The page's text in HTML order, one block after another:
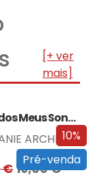
[+ ver
mais]
10%
Pré-venda
A Miúda dos Meus Sonhos – Edição…
ARCHER
€19,00€